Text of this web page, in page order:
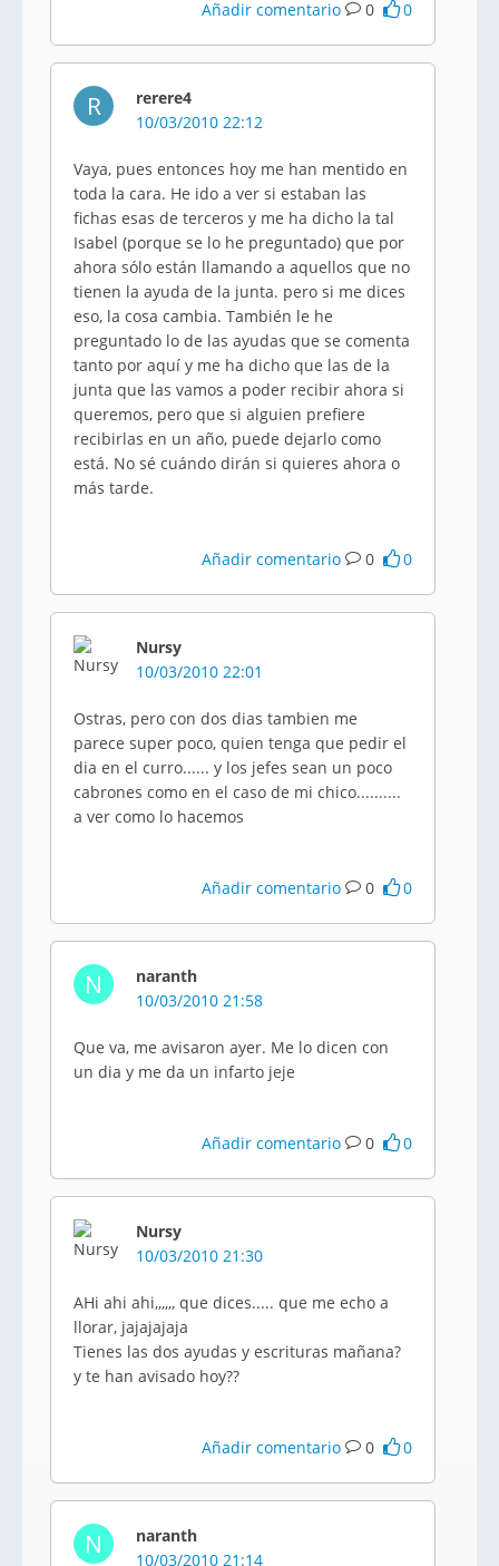
Añadir comentario 0 0
R
rerere4
10/03/2010 22:12
Vaya, pues entonces hoy me han mentido en
toda la cara. He ido a ver si estaban las
fichas esas de terceros y me ha dicho la tal
Isabel (porque se lo he preguntado) que por
ahora sólo están llamando a aquellos que no
tienen la ayuda de la junta. pero si me dices
eso, la cosa cambia. También le he
preguntado lo de las ayudas que se comenta
tanto por aquí y me ha dicho que las de la
junta que las vamos a poder recibir ahora si
queremos, pero que si alguien prefiere
recibirlas en un año, puede dejarlo como
está. No sé cuándo dirán si quieres ahora o
más tarde.
Añadir comentario 0 0
Nursy
10/03/2010 22:01
Ostras, pero con dos dias tambien me
parece super poco, quien tenga que pedir el
dia en el curro...... y los jefes sean un poco
cabrones como en el caso de mi chico..........
a ver como lo hacemos
Añadir comentario 0 0
N
naranth
10/03/2010 21:58
Que va, me avisaron ayer. Me lo dicen con
un dia y me da un infarto jeje
Añadir comentario 0 0
Nursy
10/03/2010 21:30
AHi ahi ahi,,,,,, que dices..... que me echo a
llorar, jajajajaja
Tienes las dos ayudas y escrituras mañana?
y te han avisado hoy??
Añadir comentario 0 0
N
naranth
10/03/2010 21:14